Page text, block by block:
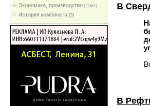
Экономика, производство [1567]
История комбината [3]
В
В